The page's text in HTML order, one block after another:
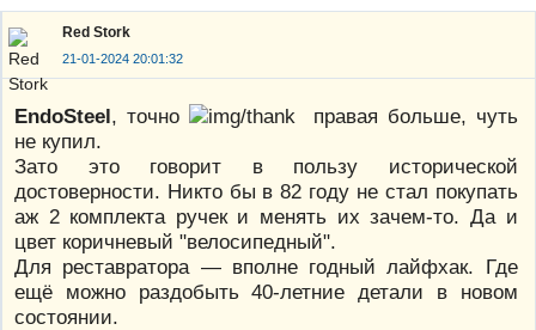
Red Stork
21-01-2024 20:01:32
EndoSteel, точно
правая больше, чуть
не купил.
Зато это говорит в пользу исторической
достоверности. Никто бы в 82 году не стал покупать
аж 2 комплекта ручек и менять их зачем-то. Да и
цвет коричневый "велосипедный".
Для реставратора — вполне годный лайфхак. Где
ещё можно раздобыть 40-летние детали в новом
состоянии.